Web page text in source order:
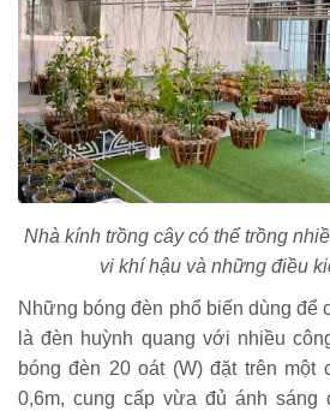
Nhà kính trồng cây có thể trồng
vi khí hậu và những điều
Những bóng đèn phổ biến dùng để
là đèn huỳnh quang với nhiều
bóng đèn 20 oát (W) đặt trên một
0,6m, cung cấp vừa đủ ánh sáng